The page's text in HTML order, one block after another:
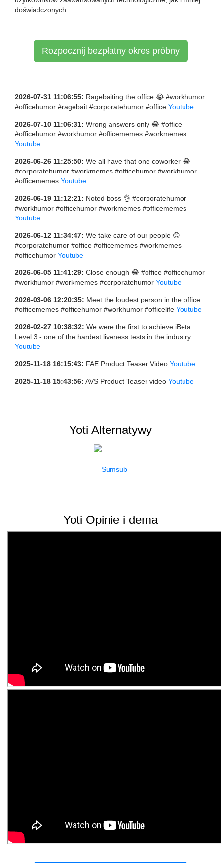
doświadczonych.
Rozpocznij bezpłatny okres próbny
2026-07-31 11:06:55: Ragebaiting the office 😭 #workhumor
#officehumor #ragebait #corporatehumor #office Youtube
2026-07-10 11:06:31: Wrong answers only 😂 #office
#officehumor #workhumor #officememes #workmemes
Youtube
2026-06-26 11:25:50: We all have that one coworker 😂
#corporatehumor #workmemes #officehumor #workhumor
#officememes Youtube
2026-06-19 11:12:21: Noted boss 👌 #corporatehumor
#workhumor #officehumor #workmemes #officememes
Youtube
2026-06-12 11:34:47: We take care of our people 😊
#corporatehumor #office #officememes #workmemes
#officehumor Youtube
2026-06-05 11:41:29: Close enough 😂 #office #officehumor
#workhumor #workmemes #corporatehumor Youtube
2026-03-06 12:20:35: Meet the loudest person in the office.
#officememes #officehumor #workhumor #officelife Youtube
2026-02-27 10:38:32: We were the first to achieve iBeta
Level 3 - one of the hardest liveness tests in the industry
Youtube
2025-11-18 16:15:43: FAE Product Teaser Video Youtube
2025-11-18 15:43:56: AVS Product Teaser video Youtube
Yoti Alternatywy
Yoti Opinie i dema